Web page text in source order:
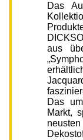
Das
aus
Das
Markt,